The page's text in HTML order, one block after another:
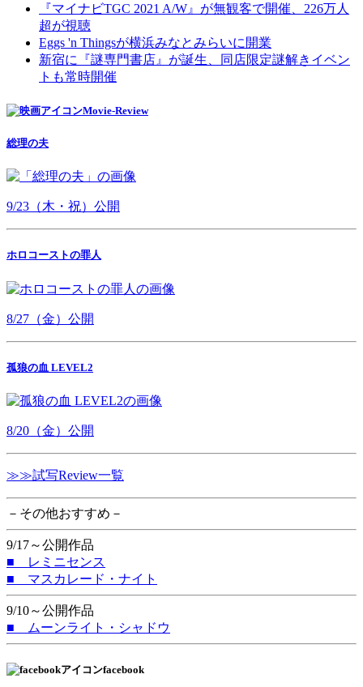
『マイナビTGC 2021 A/W』が無観客で開催、226万人
超が視聴
Eggs 'n Thingsが横浜みなとみらいに開業
新宿に『謎専門書店』が誕生、同店限定謎解きイベン
トも常時開催
Movie-Review
総理の夫
9/23（木・祝）公開
ホロコーストの罪人
8/27（金）公開
孤狼の血 LEVEL2
8/20（金）公開
≫≫試写Review一覧
－その他おすすめ－
9/17～公開作品
■ レミニセンス
■ マスカレード・ナイト
9/10～公開作品
■ ムーンライト・シャドウ
facebook